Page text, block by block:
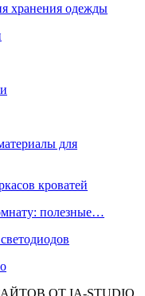
хранения одежды
для
кроватей
полезные…
ОТ IA-STUDIO